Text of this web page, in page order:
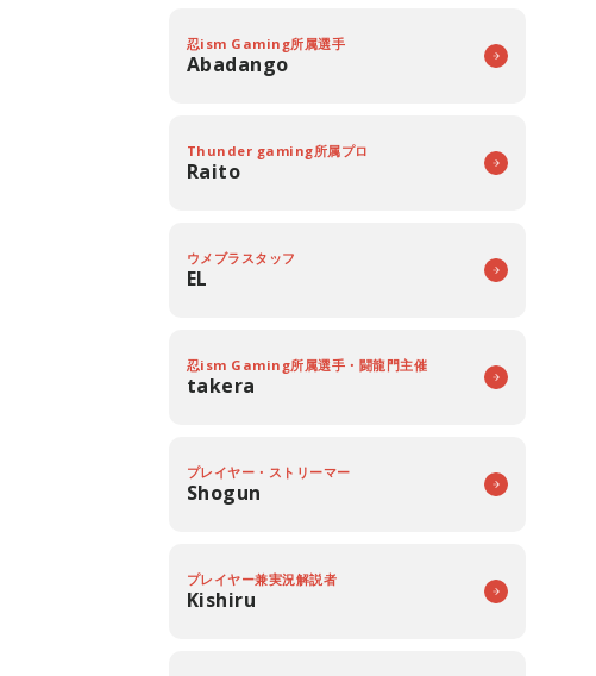
忍ism Gaming所属選手
Abadango
Thunder gaming所属プロ
Raito
ウメブラスタッフ
EL
忍ism Gaming所属選手・闘龍門主催
takera
プレイヤー・ストリーマー
Shogun
プレイヤー兼実況解説者
Kishiru